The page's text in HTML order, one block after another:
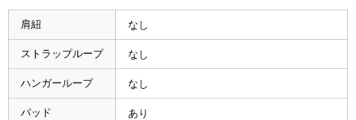
肩紐 なし
ストラップループ なし
ハンガーループ なし
パッド あり